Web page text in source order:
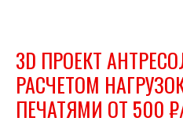
3D ПРОЕКТ
РАСЧЕТОМ
ПЕЧАТЯМИ ОТ 500